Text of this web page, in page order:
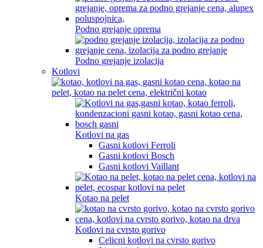
Podno grejanje oprema
Podno grejanje izolacija
Kotlovi
Kotlovi na gas
Gasni kotlovi Ferroli
Gasni kotlovi Bosch
Gasni kotlovi Vaillant
Kotao na pelet
Kotlovi na cvrsto gorivo
Celicni kotlovi na cvrsto gorivo